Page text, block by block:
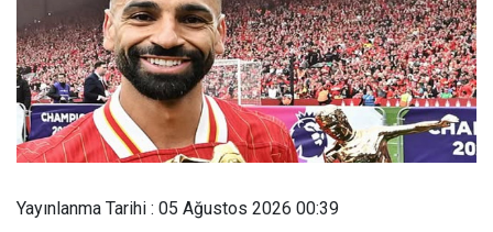
Yayınlanma Tarihi : 05 Ağustos 2026 00:39